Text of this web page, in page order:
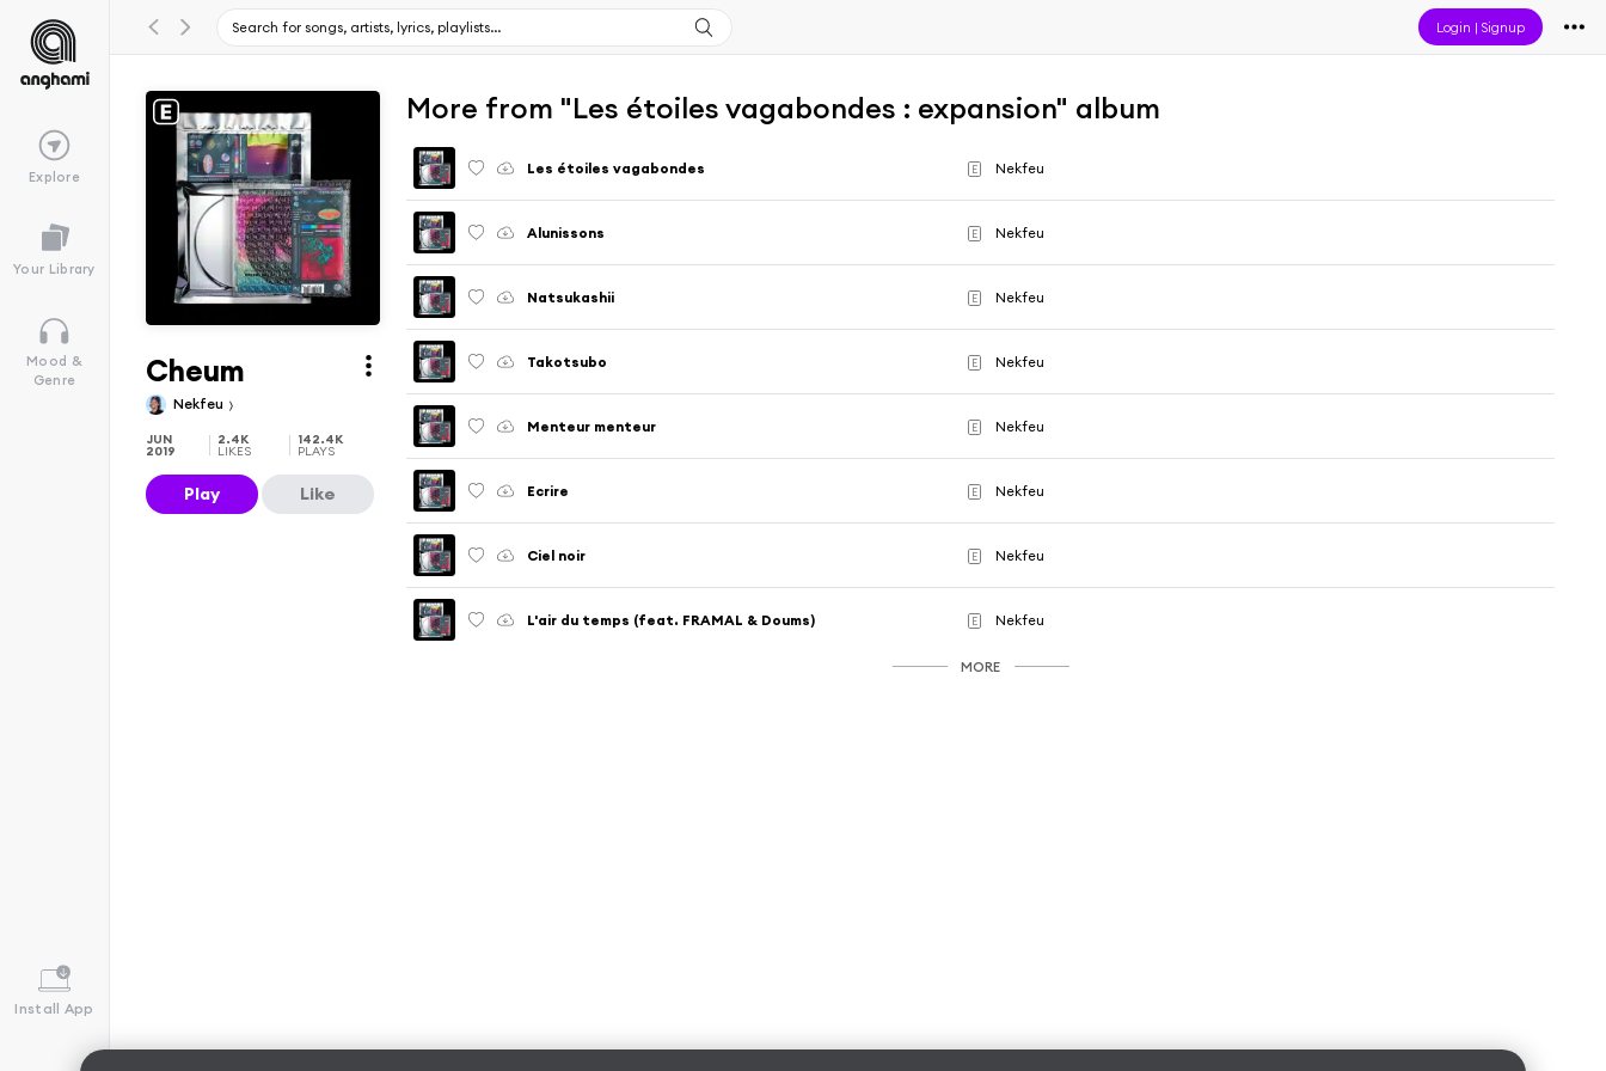
Login |Signup
Explore
Your Library
Mood &
Genre
Install App
Cheum
Nekfeu
JUN
2019
2.4K
LIKES
142.4K
PLAYS
Play Like
More from "Les étoiles vagabondes : expansion" album
Les étoiles vagabondes E Nekfeu
Alunissons E Nekfeu
Natsukashii E Nekfeu
Takotsubo E Nekfeu
Menteur menteur E Nekfeu
Ecrire E Nekfeu
Ciel noir E Nekfeu
L'air du temps (feat. FRAMAL & Doums) E Nekfeu
MORE